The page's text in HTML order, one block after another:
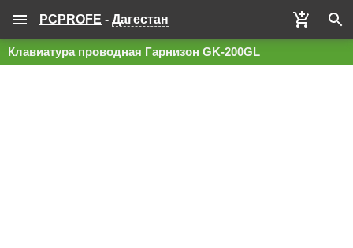
PCPROFE - Дагестан
Клавиатура проводная Гарнизон GK-200GL